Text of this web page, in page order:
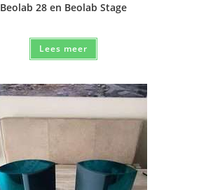
Beolab 28 en Beolab Stage
Lees meer